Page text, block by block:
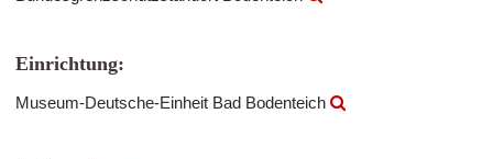
Einrichtung:
Museum-Deutsche-Einheit Bad Bodenteich